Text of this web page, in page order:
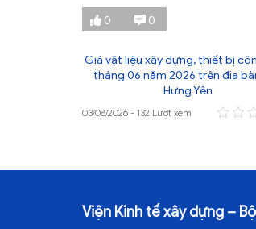
0 0
Giá vật liệu xây dựng, thiết bị
tháng 06 năm 2026 trên địa
Hưng Yên
03/08/2026 - 132 Lượt xem
Viện Kinh tế xây dựng –